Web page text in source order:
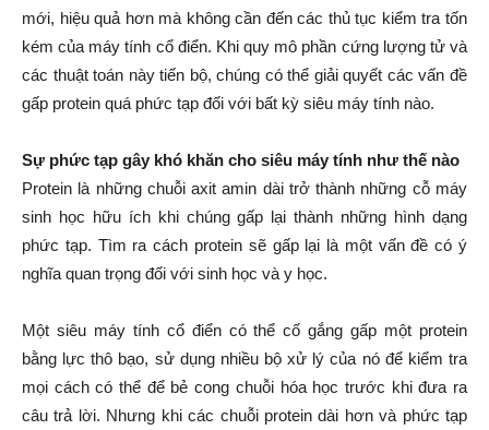
mới, hiệu quả hơn mà không cần đến các thủ tục kiểm tra tốn
kém của máy tính cổ điển. Khi quy mô phần cứng lượng tử và
các thuật toán này tiến bộ, chúng có thể giải quyết các vấn đề
gấp protein quá phức tạp đối với bất kỳ siêu máy tính nào.
Sự phức tạp gây khó khăn cho siêu máy tính như thế nào
Protein là những chuỗi axit amin dài trở thành những cỗ máy
sinh học hữu ích khi chúng gấp lại thành những hình dạng
phức tạp. Tìm ra cách protein sẽ gấp lại là một vấn đề có ý
nghĩa quan trọng đối với sinh học và y học.
Một siêu máy tính cổ điển có thể cố gắng gấp một protein
bằng lực thô bạo, sử dụng nhiều bộ xử lý của nó để kiểm tra
mọi cách có thể để bẻ cong chuỗi hóa học trước khi đưa ra
câu trả lời. Nhưng khi các chuỗi protein dài hơn và phức tạp